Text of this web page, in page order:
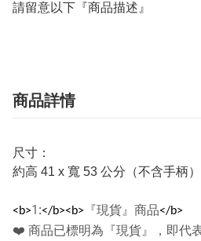
請留意以下『商品描述』
商品詳情
尺寸：
約高 41 x 寬 53 公分（不含手柄）
<b>1:</b><b> 『現貨』商品</b>
❤️ 商品已標明為『現貨』，即代